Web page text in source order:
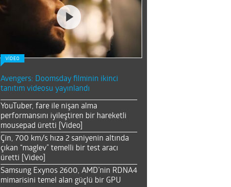
VİDEO
Avengers: Doomsday filminin ikinci
tanıtım videosu yayınlandı
YouTuber, fare ile nişan alma
performansını iyileştiren bir hareketli
mousepad üretti [Video]
Çin, 700 km/s hıza 2 saniyenin altında
çıkan “maglev” temelli bir test aracı
üretti [Video]
Samsung Exynos 2600, AMD’nin RDNA4
mimarisini temel alan güçlü bir GPU